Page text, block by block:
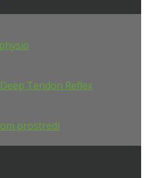
Tendon Reflex
prostredí